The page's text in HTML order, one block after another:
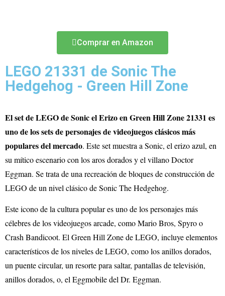
Comprar en Amazon
LEGO 21331 de Sonic The
Hedgehog - Green Hill Zone
El set de LEGO de Sonic el Erizo en Green Hill Zone 21331 es
uno de los sets de personajes de videojuegos clásicos más
populares del mercado. Este set muestra a Sonic, el erizo azul, en
su mítico escenario con los aros dorados y el villano Doctor
Eggman. Se trata de una recreación de bloques de construcción de
LEGO de un nivel clásico de Sonic The Hedgehog.
Este icono de la cultura popular es uno de los personajes más
célebres de los videojuegos arcade, como Mario Bros, Spyro o
Crash Bandicoot. El Green Hill Zone de LEGO, incluye elementos
característicos de los niveles de LEGO, como los anillos dorados,
un puente circular, un resorte para saltar, pantallas de televisión,
anillos dorados, o, el Eggmobile del Dr. Eggman.